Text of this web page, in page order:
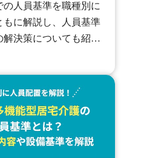
の人員基準を職種別に
もに解説し、人員基準
解決策についても紹介